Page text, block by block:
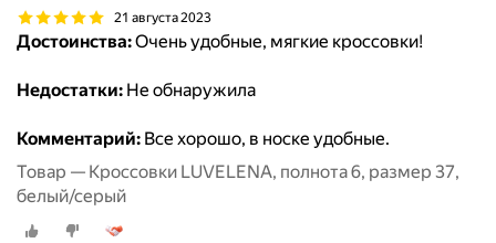
21 августа 2023
Достоинства:Очень удобные, мягкие кроссовки!
Недостатки: Не обнаружила
Комментарий: Все хорошо, в носке удобные.
Товар — Кроссовки LUVELENA, полнота 6, размер 37,
белый/серый